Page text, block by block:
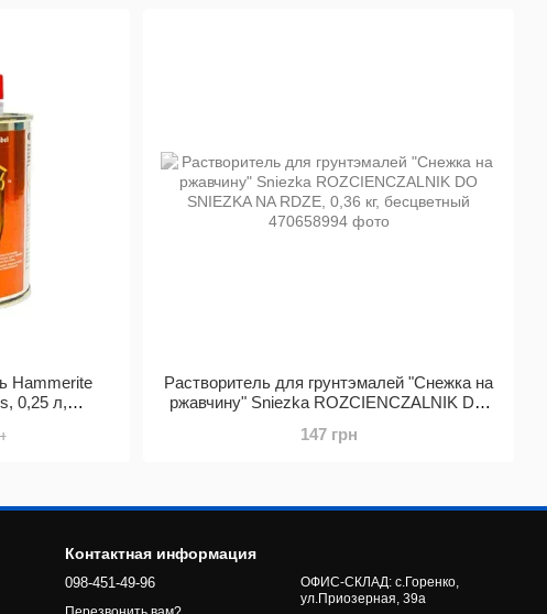
Hammerite
0,25 л,
Растворитель для грунтэмалей "Снежка на
ржавчину" Sniezka ROZCIENCZALNIK DO
147 грн
Контактная информация
098-451-49-96
ОФИС-СКЛАД: с.Горенко,
ул.Приозерная, 39а